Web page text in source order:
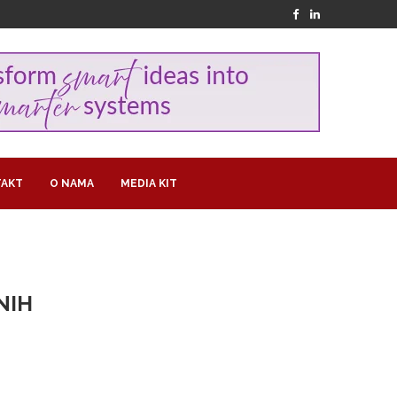
O NAMA MEDIA KIT